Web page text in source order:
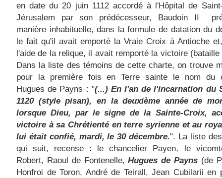
en date du 20 juin 1112 accordé à l'Hôpital de
Jérusalem par son prédécesseur, Baudoin II
manière inhabituelle, dans la formule de datation du
le fait qu'il avait emporté la Vraie Croix à Antioche
l'aide de la relique, il avait remporté la victoire (bataille
Dans la liste des témoins de cette charte, on trouve
pour la première fois en Terre sainte le nom du
Hugues de Payns : "(...)En l'an de l'incarnation du
1120 (style pisan), en la deuxième année de
lorsque Dieu, par le signe de la Sainte-Croix,
victoire à sa Chrétienté en terre syrienne et au
lui était confié, mardi, le 30 décembre.". La liste
qui suit, recense : le chancelier Payen, le
Robert, Raoul de Fontenelle,Hugues de Payns (de
Honfroi de Toron, André de Teirall, Jean Cubilarii en